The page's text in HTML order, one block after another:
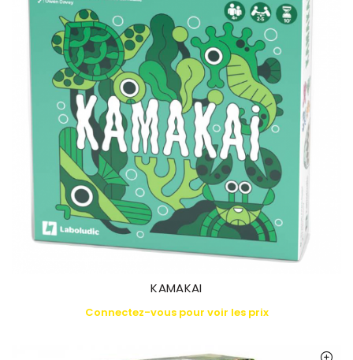
KAMAKAI
Connectez-vous pour voir les prix